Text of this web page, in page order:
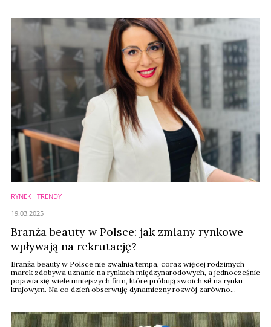
rynek pracy w tym sektorze – pisze ...
RYNEK I TRENDY
Branża beauty w Polsce: jak zmiany rynkowe
wpływają na rekrutację?
Branża beauty w Polsce nie zwalnia tempa, coraz więcej rodzimych
marek zdobywa uznanie na rynkach międzynarodowych, a jednocześnie
pojawia się wiele mniejszych firm, które próbują swoich sił na rynku
krajowym. Na co dzień obserwuję dynamiczny rozwój zarówno
Cosmetics&Wellness w Antal Poland.
19.03.2025